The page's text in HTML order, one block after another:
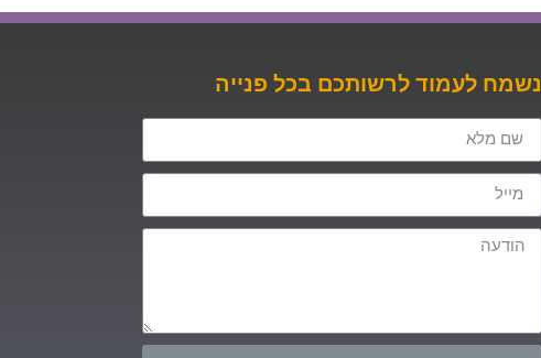
נשמח לעמוד לרשותכם בכל פנייה